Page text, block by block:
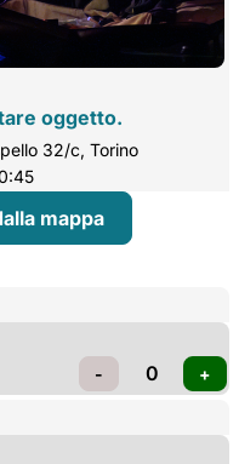
oggetto.
32/c, Torino
mappa